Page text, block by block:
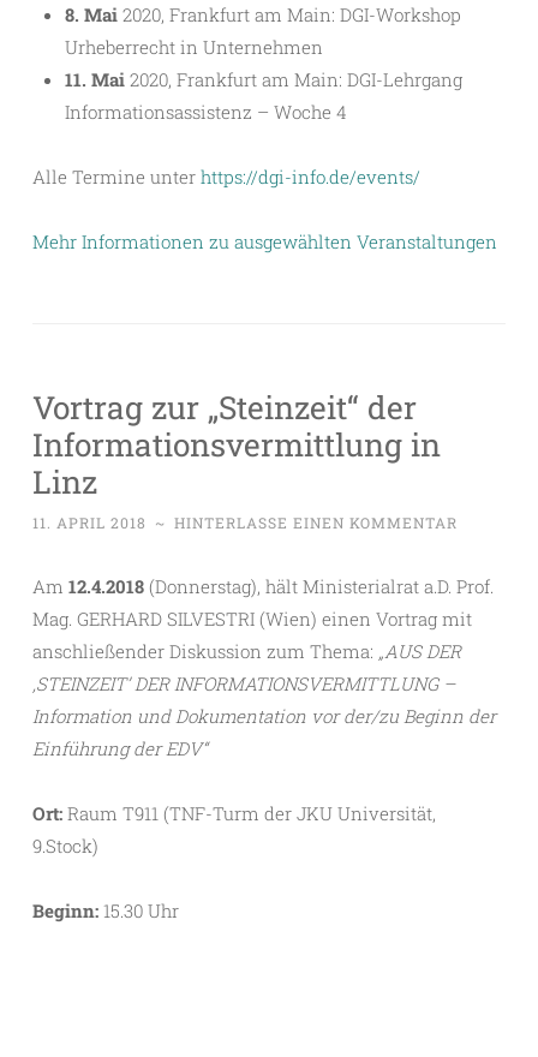
8. Mai 2020, Frankfurt am Main: DGI-Workshop
Urheberrecht in Unternehmen
11. Mai 2020, Frankfurt am Main: DGI-Lehrgang
Informationsassistenz – Woche 4
Alle Termine unter https://dgi-info.de/events/
Mehr Informationen zu ausgewählten Veranstaltungen
Vortrag zur „Steinzeit“ der
Informationsvermittlung in
Linz
11. APRIL 2018 ~ HINTERLASSE EINEN KOMMENTAR
Am 12.4.2018 (Donnerstag), hält Ministerialrat a.D. Prof.
Mag. GERHARD SILVESTRI (Wien) einen Vortrag mit
anschließender Diskussion zum Thema: „AUS DER
‚STEINZEIT’ DER INFORMATIONSVERMITTLUNG –
Information und Dokumentation vor der/zu Beginn der
Einführung der EDV“
Ort: Raum T911 (TNF-Turm der JKU Universität,
9.Stock)
Beginn: 15.30 Uhr